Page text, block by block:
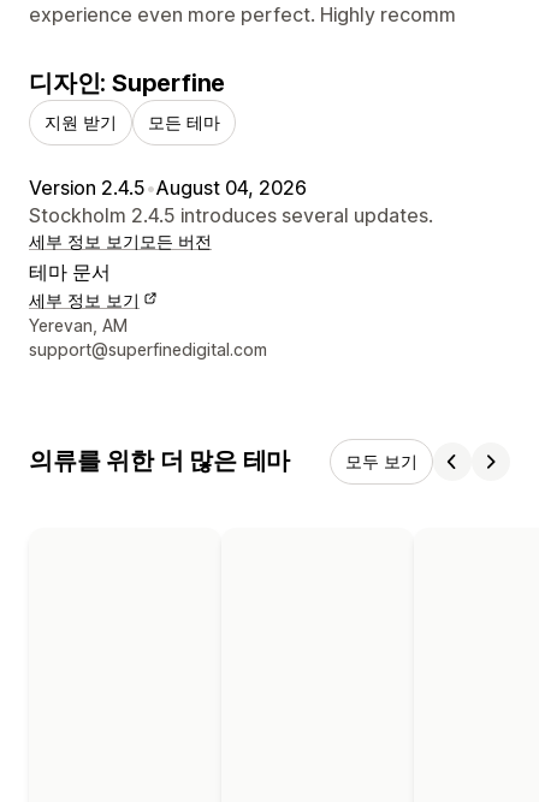
experience even more perfect. Highly recomm
디자인: Superfine
지원 받기 모든 테마
Version 2.4.5•August 04, 2026
Stockholm 2.4.5 introduces several updates.
세부 정보 보기 모든 버전
테마 문서
세부 정보 보기
디자이너 연락처 세부 정보
Yerevan, AM
support@superfinedigital.com
의류를 위한 더 많은 테마 모두 보기